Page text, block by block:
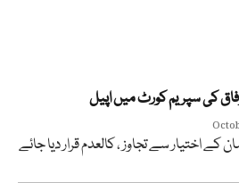
کی سپریم کورٹ میں اپیل
کے اختیار سے تجاوز ، کالعدم قرار دیا جائے